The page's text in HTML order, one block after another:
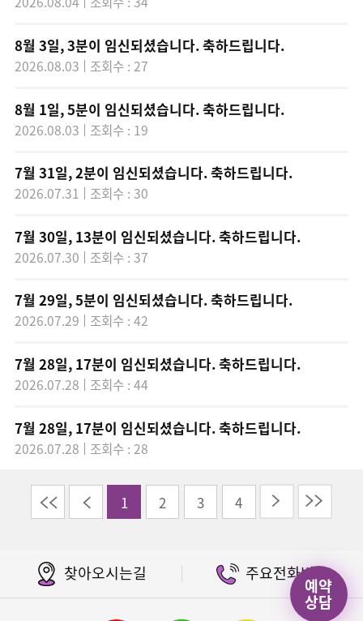
8월 3일, 3분이 임신되셨습니다. 축하드립니다.
2026.08.03 조회수 : 27
8월 1일, 5분이 임신되셨습니다. 축하드립니다.
2026.08.03 조회수 : 19
7월 31일, 2분이 임신되셨습니다. 축하드립니다.
2026.07.31 조회수 : 30
7월 30일, 13분이 임신되셨습니다. 축하드립니다.
2026.07.30 조회수 : 37
7월 29일, 5분이 임신되셨습니다. 축하드립니다.
2026.07.29 조회수 : 42
7월 28일, 17분이 임신되셨습니다. 축하드립니다.
2026.07.28 조회수 : 44
7월 28일, 17분이 임신되셨습니다. 축하드립니다.
2026.07.28 조회수 : 28
이전 1 2 3 4 다음 끝
예약
상담
찾아오시는길 주요전화번호